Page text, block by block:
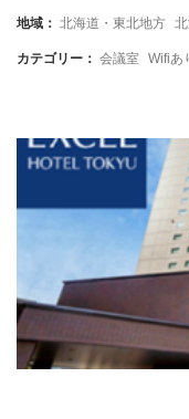
地域： 北海道・東北地方
カテゴリー： 会議室 Wifiあ